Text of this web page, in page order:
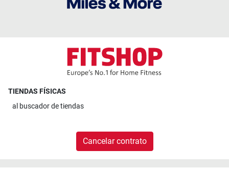
TIENDAS FÍSICAS
al buscador de tiendas
Cancelar contrato